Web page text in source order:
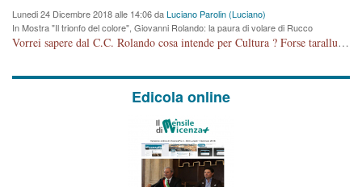
Lunedi 24 Dicembre 2018 alle 14:06 daLuciano Parolin (Luciano)
In Mostra "Il trionfo del colore", Giovanni Rolando: la paura di volare di Rucco
Vorrei sapere dal C.C. Rolando cosa intende per Cultura ? Forse tarallucci, vino e sagre, o spaghetti tricolori del PD ? Il continuo (s)parlare della mostra a Palazzo Chiericati caro consigliere DANNEGGIA FORTEMENTE l'immagine della città TUTTA e fa deviare i consensi che in RUSSIA (badi bene ex U.R.S.S.) sono ECCELLENTI. A livello artistico l'evento è di alta Valenza culturale, COMPITO di Tutta la Cittadinanza fare il possibile per propagandare l'iniziativa senza farne UN CASO PARTITICO come fa Lei da sempre. Meno Gazebo + Partecipazione! E così sia. Amen.
Edicola online